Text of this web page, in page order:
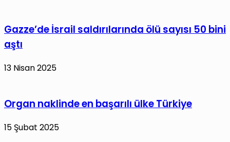
Gazze’de İsrail saldırılarında ölü sayısı 50 bini
aştı
13 Nisan 2025
Organ naklinde en başarılı ülke Türkiye
15 Şubat 2025